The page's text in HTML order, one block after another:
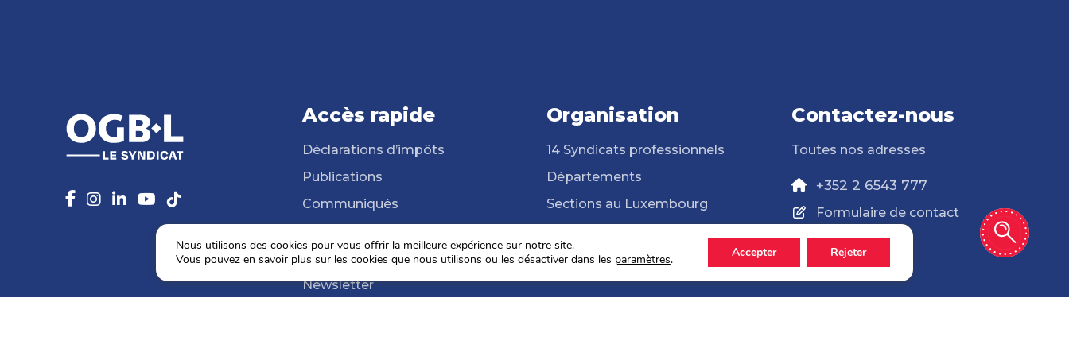
Accès rapide
Déclarations d’impôts
Publications
Communiqués
Médiathèque
Newsletter
Organisation
14 Syndicats professionnels
Départements
Sections au Luxembourg
ONG Solidarité Syndicale
Contactez-nous
Toutes nos adresses
+352 2 6543 777
Formulaire de contact
Nous utilisons des cookies pour vous offrir la meilleure expérience sur notre site.
Vous pouvez en savoir plus sur les cookies que nous utilisons ou les désactiver dans les paramètres. Accepter Rejeter